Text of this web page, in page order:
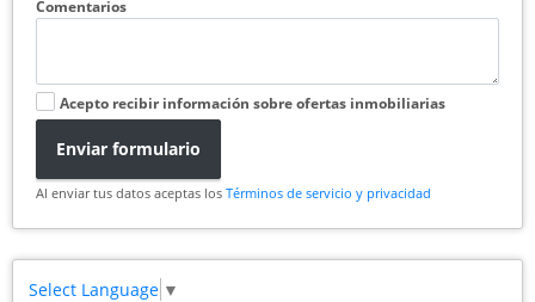
Comentarios
Acepto recibir información sobre ofertas inmobiliarias
Enviar formulario
Al enviar tus datos aceptas los Términos de servicio y privacidad
Select Language ▼